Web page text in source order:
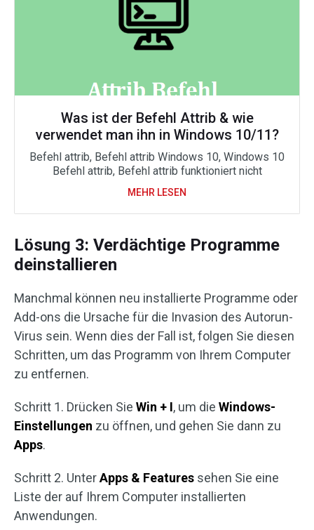
Was ist der Befehl Attrib & wie
verwendet man ihn in Windows 10/11?
Befehl attrib, Befehl attrib Windows 10, Windows 10
Befehl attrib, Befehl attrib funktioniert nicht
MEHR LESEN
Lösung 3: Verdächtige Programme
deinstallieren
Manchmal können neu installierte Programme oder
Add-ons die Ursache für die Invasion des Autorun-
Virus sein. Wenn dies der Fall ist, folgen Sie diesen
Schritten, um das Programm von Ihrem Computer
zu entfernen.
Schritt 1. Drücken Sie Win + I, um die Windows-
Einstellungen zu öffnen, und gehen Sie dann zu
Apps.
Schritt 2. UnterApps & Features sehen Sie eine
Liste der auf Ihrem Computer installierten
Anwendungen.